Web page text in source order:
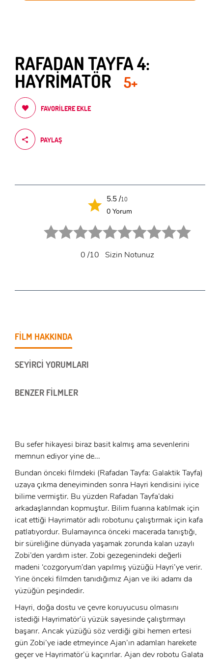
x
x
ÜYE OL
Ad Soyad:
RAFADAN TAYFA 4:
HAYRİMATÖR 5+
FAVORILERE EKLE
PAYLAŞ
5.5 /10
0 Yorum
0/10 Sizin Notunuz
FİLM HAKKINDA
SEYİRCİ YORUMLARI
BENZER FİLMLER
Bu sefer hikayesi biraz basit kalmış ama sevenlerini
memnun ediyor yine de...
Bundan önceki filmdeki (Rafadan Tayfa: Galaktik Tayfa)
uzaya çıkma deneyiminden sonra Hayri kendisini iyice
bilime vermiştir. Bu yüzden Rafadan Tayfa’daki
arkadaşlarından kopmuştur. Bilim fuarına katılmak için
icat ettiği Hayrimatör adlı robotunu çalıştırmak için kafa
patlatıyordur. Bulamayınca önceki macerada tanıştığı,
bir süreliğine dünyada yaşamak zorunda kalan uzaylı
Zobi’den yardım ister. Zobi gezegenindeki değerli
madeni ‘cozgoryum’dan yapılmış yüzüğü Hayri’ye verir.
Yine önceki filmden tanıdığımız Ajan ve iki adamı da
yüzüğün peşindedir.
Hayri, doğa dostu ve çevre koruyucusu olmasını
istediği Hayrimatör’ü yüzük sayesinde çalıştırmayı
başarır. Ancak yüzüğü söz verdiği gibi hemen ertesi
gün Zobi’ye iade etmeyince Ajan’ın adamları harekete
geçer ve Hayrimatör’ü kaçırırlar. Ajan dev robotu Galata